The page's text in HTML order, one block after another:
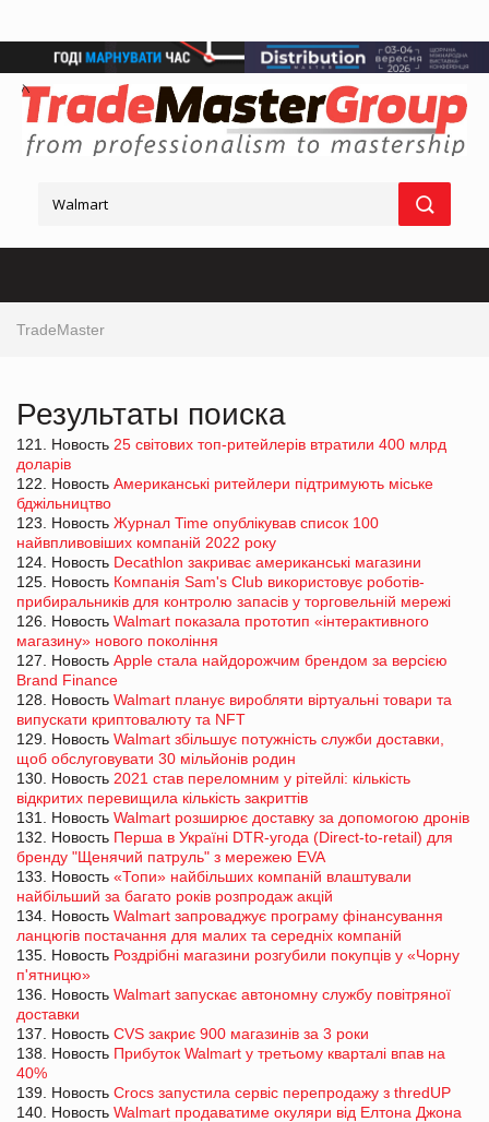
TradeMaster
Результаты поиска
121. Новость 25 світових топ-ритейлерів втратили 400 млрд
доларів
122. Новость Американські ритейлери підтримують міське
бджільництво
123. Новость Журнал Time опублікував список 100
найвпливовіших компаній 2022 року
124. Новость Decathlon закриває американські магазини
125. Новость Компанія Sam's Club використовує роботів-
прибиральників для контролю запасів у торговельній мережі
126. Новость Walmart показала прототип «інтерактивного
магазину» нового покоління
127. Новость Apple стала найдорожчим брендом за версією
Brand Finance
128. Новость Walmart планує виробляти віртуальні товари та
випускати криптовалюту та NFT
129. Новость Walmart збільшує потужність служби доставки,
щоб обслуговувати 30 мільйонів родин
130. Новость 2021 став переломним у рітейлі: кількість
відкритих перевищила кількість закриттів
131. Новость Walmart розширює доставку за допомогою дронів
132. Новость Перша в Україні DTR-угода (Direct-to-retail) для
бренду "Щенячий патруль" з мережею EVA
133. Новость «Топи» найбільших компаній влаштували
найбільший за багато років розпродаж акцій
134. Новость Walmart запроваджує програму фінансування
ланцюгів постачання для малих та середніх компаній
135. Новость Роздрібні магазини розгубили покупців у «Чорну
п'ятницю»
136. Новость Walmart запускає автономну службу повітряної
доставки
137. Новость CVS закриє 900 магазинів за 3 роки
138. Новость Прибуток Walmart у третьому кварталі впав на
40%
139. Новость Crocs запустила сервіс перепродажу з thredUP
140. Новость Walmart продаватиме окуляри від Елтона Джона